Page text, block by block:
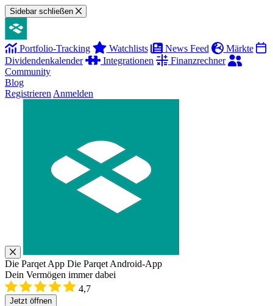
Sidebar schließen
Portfolio-Tracking Watchlists News Feed
Märkte
Dividendenkalender
Integrationen
Finanzrechner
Community
Blog
Registrieren Anmelden
Die Parqet App Die Parqet Android-App
Dein Vermögen immer dabei
4,7
Jetzt öffnen